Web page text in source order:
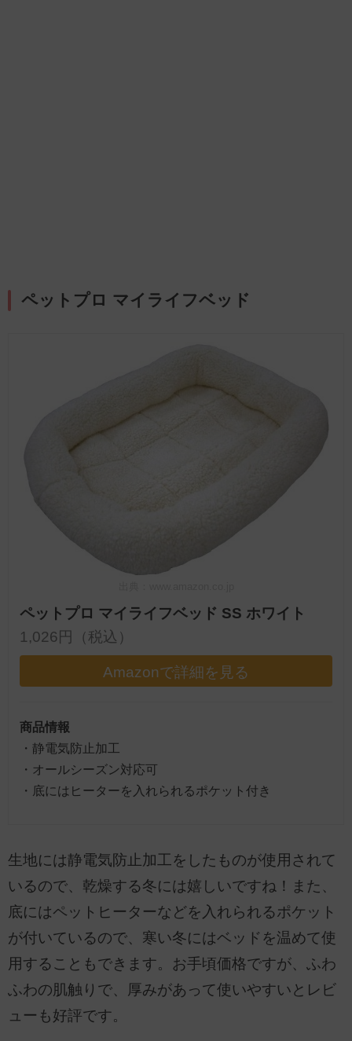
ペットプロ マイライフベッド
ペットプロ マイライフベッド SS ホワイト
1,026円（税込）
Amazonで詳細を見る
商品情報
・静電気防止加工
・オールシーズン対応可
・底にはヒーターを入れられるポケット付き
生地には静電気防止加工をしたものが使用されて
いるので、乾燥する冬には嬉しいですね！また、
底にはペットヒーターなどを入れられるポケット
が付いているので、寒い冬にはベッドを温めて使
用することもできます。お手頃価格ですが、ふわ
ふわの肌触りで、厚みがあって使いやすいとレビ
ューも好評です。